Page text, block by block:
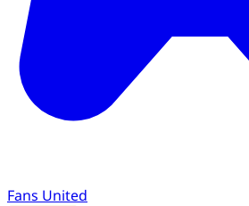
Fans United